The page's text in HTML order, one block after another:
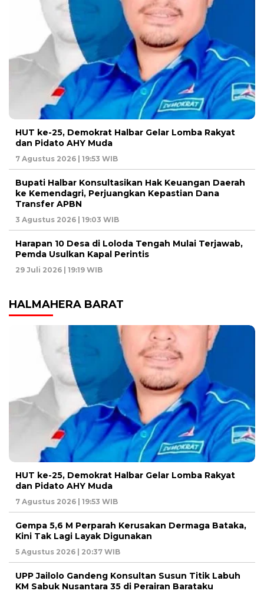
HUT ke-25, Demokrat Halbar Gelar Lomba Rakyat
dan Pidato AHY Muda
7 Agustus 2026 | 19:53 WIB
Bupati Halbar Konsultasikan Hak Keuangan Daerah
ke Kemendagri, Perjuangkan Kepastian Dana
Transfer APBN
3 Agustus 2026 | 19:03 WIB
Harapan 10 Desa di Loloda Tengah Mulai Terjawab,
Pemda Usulkan Kapal Perintis
29 Juli 2026 | 19:19 WIB
HALMAHERA BARAT
HUT ke-25, Demokrat Halbar Gelar Lomba Rakyat
dan Pidato AHY Muda
7 Agustus 2026 | 19:53 WIB
Gempa 5,6 M Perparah Kerusakan Dermaga Bataka,
Kini Tak Lagi Layak Digunakan
5 Agustus 2026 | 20:37 WIB
UPP Jailolo Gandeng Konsultan Susun Titik Labuh
KM Sabuk Nusantara 35 di Perairan Barataku